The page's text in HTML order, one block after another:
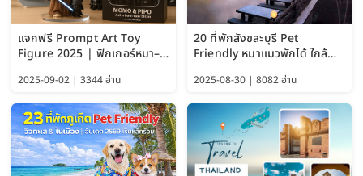
แจกฟรี Prompt Art Toy
Figure 2025 | ฟิกเกอร์หมา–
ChatGPT และ Gemini
2025-09-02 | 3344 อ่าน
20 ที่พักสังขละบุรี Pet
Friendly หมาแมวพักได้ ใกล้
2025-08-30 | 8082 อ่าน